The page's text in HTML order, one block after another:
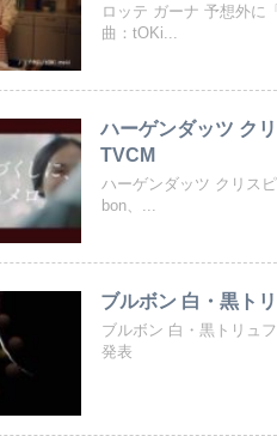
ロッテ ガーナ 予想外に
曲：tOKi...
ハーゲンダッツ ク
TVCM
ハーゲンダッツ クリス
bon、...
ブルボン 白・黒ト
ブルボン 白・黒トリュ
発表